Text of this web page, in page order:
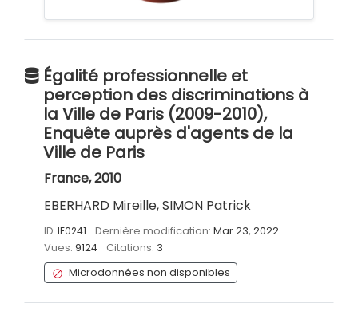
Égalité professionnelle et
perception des discriminations à
la Ville de Paris (2009-2010),
Enquête auprès d'agents de la
Ville de Paris
France, 2010
EBERHARD Mireille, SIMON Patrick
ID: IE0241 Dernière modification: Mar 23, 2022
Vues: 9124 Citations: 3
Microdonnées non disponibles